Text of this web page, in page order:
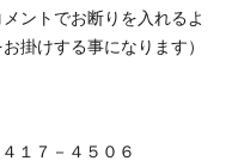
ントでお断りを入れるよ
掛けする事になります）
１７－４５０６